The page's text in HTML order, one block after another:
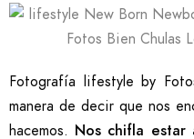
Fotografía lifestyle by
manera de decir que nos
hacemos. Nos chifla estar